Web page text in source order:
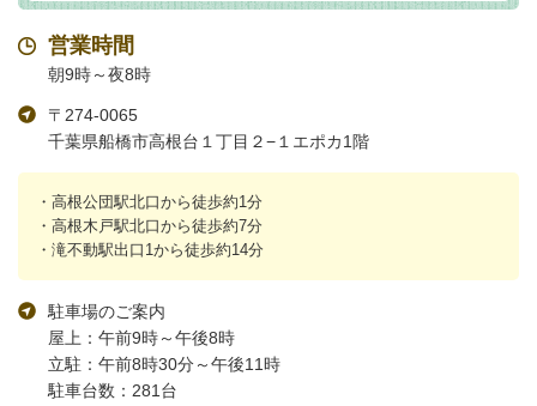
営業時間
朝9時～夜8時
〒274-0065
千葉県船橋市高根台１丁目２−１エポカ1階
・高根公団駅北口から徒歩約1分
・高根木戸駅北口から徒歩約7分
・滝不動駅出口1から徒歩約14分
駐車場のご案内
屋上：午前9時～午後8時
立駐：午前8時30分～午後11時
駐車台数：281台